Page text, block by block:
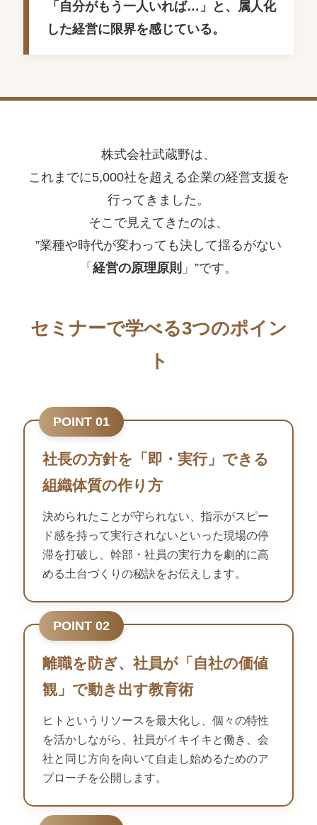
「自分がもう一人いれば…」と、属人化
した経営に限界を感じている。
株式会社武蔵野は、
これまでに5,000社を超える企業の経営支援を
行ってきました。
そこで見えてきたのは、
”業種や時代が変わっても決して揺るがない
「 経営の原理原則 」”です。
セミナーで学べる3つのポイン
ト
POINT 01
社長の方針を「即・実行」できる
組織体質の作り方
決められたことが守られない、指示がスピー
ド感を持って実行されないといった現場の停
滞を打破し、幹部・社員の実行力を劇的に高
める土台づくりの秘訣をお伝えします。
POINT 02
離職を防ぎ、社員が「自社の価値
観」で動き出す教育術
ヒトというリソースを最大化し、個々の特性
を活かしながら、社員がイキイキと働き、会
社と同じ方向を向いて自走し始めるためのア
プローチを公開します。